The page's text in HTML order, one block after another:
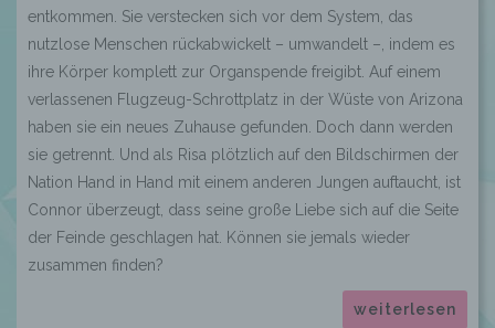
entkommen. Sie verstecken sich vor dem System, das
nutzlose Menschen rückabwickelt – umwandelt –, indem es
ihre Körper komplett zur Organspende freigibt. Auf einem
verlassenen Flugzeug-Schrottplatz in der Wüste von Arizona
haben sie ein neues Zuhause gefunden. Doch dann werden
sie getrennt. Und als Risa plötzlich auf den Bildschirmen der
Nation Hand in Hand mit einem anderen Jungen auftaucht, ist
Connor überzeugt, dass seine große Liebe sich auf die Seite
der Feinde geschlagen hat. Können sie jemals wieder
zusammen finden?
weiterlesen